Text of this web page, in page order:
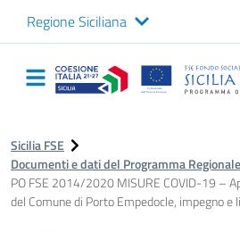
Regione Siciliana
Logo Sicilia
Navigazione
principale
Sicilia FSE
Documenti e dati del Programma
PO FSE 2014/2020 MISURE COVID-19 –
del Comune di Porto Empedocle, impegno e